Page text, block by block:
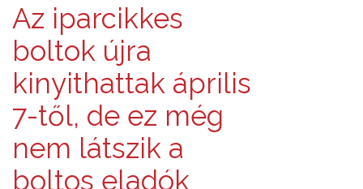
Az iparcikkes
boltok újra
kinyithattak április
7-től, de ez még
nem látszik a
boltos eladók